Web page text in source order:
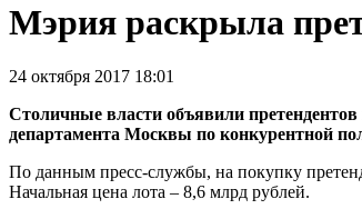
Мэрия раскрыла
24 октября 2017 18:01
Столичные власти объявили
департамента Москвы по конкурентной
По данным пресс-службы, на покупку
Начальная цена лота – 8,6 млрд рублей.